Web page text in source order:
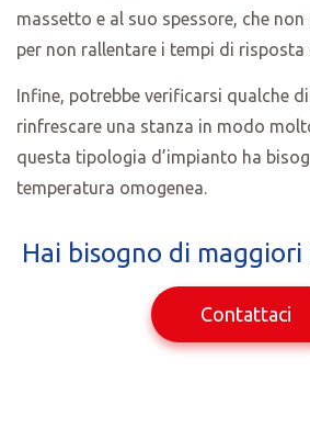
massetto e al suo spessore, che non
per non rallentare i tempi di risposta
Infine, potrebbe verificarsi qualche
rinfrescare una stanza in modo
questa tipologia d’impianto ha
temperatura omogenea.
Hai bisogno di
Contattaci